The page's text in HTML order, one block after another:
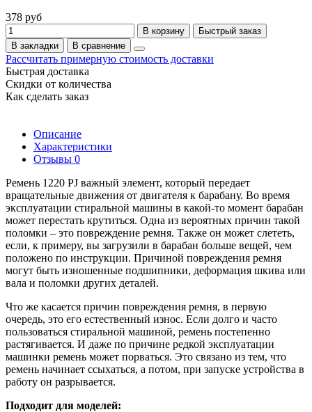
378 руб
В корзину
Быстрый заказ
В закладки
В сравнение
Рассчитать примерную стоимость доставки
Быстрая доставка
Скидки от количества
Как сделать заказ
Описание
Характеристики
Отзывы 0
Ремень 1220 PJ важный элемент, который передает
вращательные движения от двигателя к барабану. Во время
эксплуатации стиральной машины в какой-то момент барабан
может перестать крутиться. Одна из вероятных причин такой
поломки – это повреждение ремня. Также он может слететь,
если, к примеру, вы загрузили в барабан больше вещей, чем
положено по инструкции. Причиной повреждения ремня
могут быть изношенные подшипники, деформация шкива или
вала и поломки других деталей.
Что же касается причин повреждения ремня, в первую
очередь, это его естественный износ. Если долго и часто
пользоваться стиральной машиной, ремень постепенно
растягивается. И даже по причине редкой эксплуатации
машинки ремень может порваться. Это связано из тем, что
ремень начинает ссыхаться, а потом, при запуске устройства в
работу он разрывается.
Подходит для моделей: